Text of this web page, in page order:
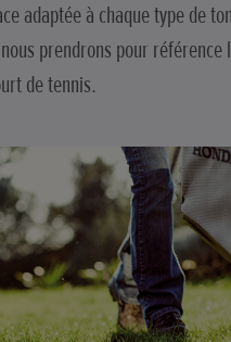
adaptée à chaque type de
prendrons pour
de tennis.